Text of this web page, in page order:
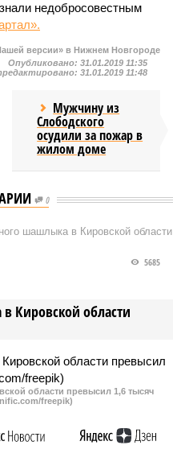
недобросовестным
версии» в Нижнем Новгороде
Опубликовано: 31.01.2019 11:35
31.01.2019 11:48
Мужчину из
Слободского
осудили за пожар в
жилом доме
0
шашлыка в Кировской области
Кировской области
5685
области превысил 1,6 тысяч
freepik)